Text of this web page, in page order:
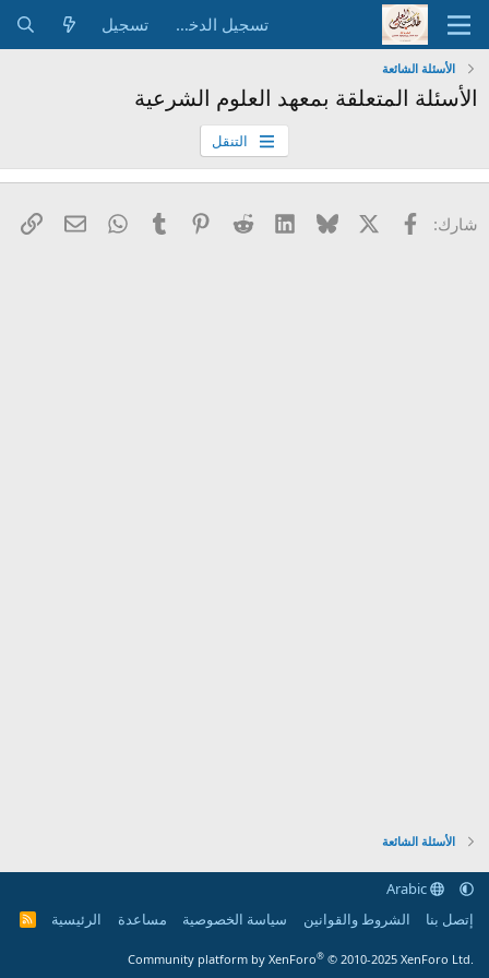
تسجيل الدخول تسجيل
الأسئلة الشائعة
الأسئلة المتعلقة بمعهد العلوم الشرعية
التنقل
شارك: فيسبوك Bluesky
LinkedIn
Reddit
Pinterest
Tumblr
WhatsApp
البريد
الأسئلة الشائعة
Arabic
إتصل بنا
الشروط والقوانين سياسة الخصوصية مساعدة الرئيسية
R
Community platform by XenForo® © 2010-2025 XenForo Ltd.